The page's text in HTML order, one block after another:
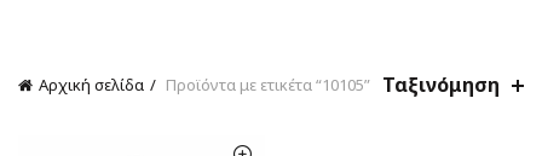
Αρχική σελίδα Προϊόντα με ετικέτα “10105” Ταξινόμηση